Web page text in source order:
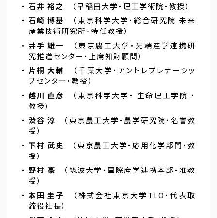
・ 石井 裕之
（早稲田大学・理工学術院・教授）
・ 石崎 博基
（東京科学大学・総合研究院 未来
産業技術研究所・特任教授）
・ 井手 雄一
（東京農工大学・先端産学連携研
究推進センター・上席知財顧問）
・ 片桐 大輔
（千葉大学・アントレプレナーシッ
プセンター・教授）
・ 越川 直彦
（東京科学大学・ 生命理工学院 ・
教授）
・ 渋谷 淳
（東京農工大学・農学研究院・名誉教
授）
・ 下村 武史
（東京農工大学・応用化学部門・教
授）
・ 野村 豪
（筑波大学・国際産学連携本部・准教
授）
・ 本田 圭子
（株式会社東京大学TLO・代表取
締役社長）